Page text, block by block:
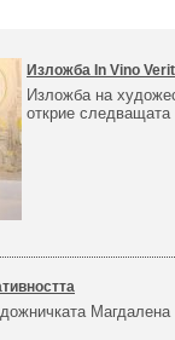
Изложба In Vino
Изложба на
открие